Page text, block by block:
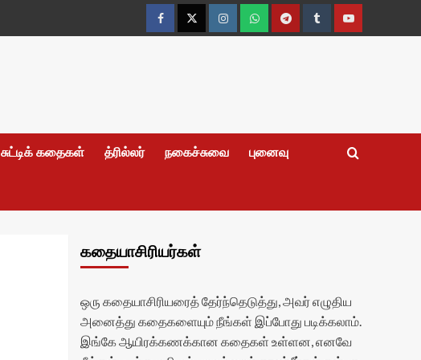
FacebookTwitterInstagramWhatsappTelegramTumblrYouTube
சுட்டிக் கதைகள் த்ரில்லர் நகைச்சுவை புனைவு
கதையாசிரியர்கள்
ஒரு கதையாசிரியரைத் தேர்ந்தெடுத்து, அவர் எழுதிய
அனைத்து கதைகளையும் நீங்கள் இப்போது படிக்கலாம்.
இங்கே ஆயிரக்கணக்கான கதைகள் உள்ளன, எனவே